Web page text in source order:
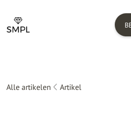
Alle artikelen Artikel